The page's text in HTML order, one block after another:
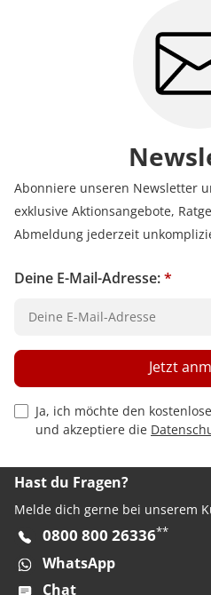
Abonniere unseren Newsletter
exklusive Aktionsangebote,
Abmeldung jederzeit
Deine E-Mail-Adresse:*
Privacy Policy Checkbox
Ja, ich möchte den
und akzeptiere die
Jetzt
Hast du Fragen?
Melde dich gerne bei unserem
0800 800 26336**
WhatsApp
Chat